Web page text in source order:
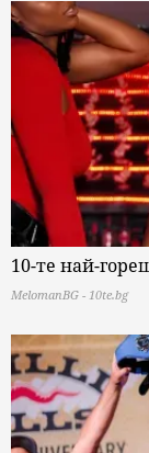
10-те най-
MelomanBG - 10te.bg